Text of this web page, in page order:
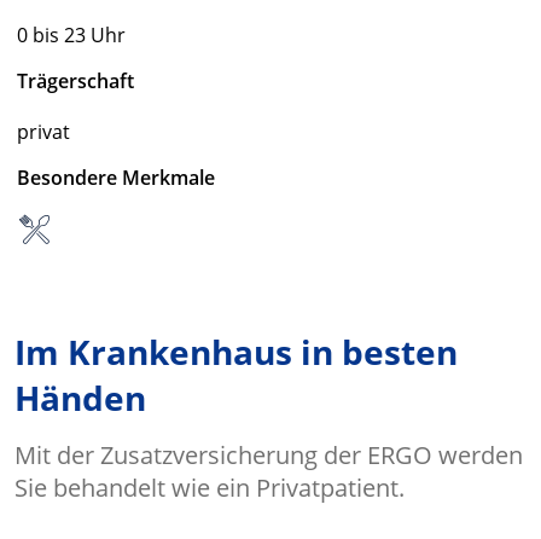
0 bis 23 Uhr
Trägerschaft
privat
Besondere Merkmale
Im Krankenhaus in besten
Händen
Mit der Zusatzversicherung der ERGO werden
Sie behandelt wie ein Privatpatient.